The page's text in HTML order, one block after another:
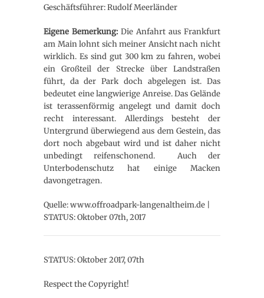
Geschäftsführer: Rudolf Meerländer
Eigene Bemerkung: Die Anfahrt aus Frankfurt
am Main lohnt sich meiner Ansicht nach nicht
wirklich. Es sind gut 300 km zu fahren, wobei
ein Großteil der Strecke über Landstraßen
führt, da der Park doch abgelegen ist. Das
bedeutet eine langwierige Anreise. Das Gelände
ist terassenförmig angelegt und damit doch
recht interessant. Allerdings besteht der
Untergrund überwiegend aus dem Gestein, das
dort noch abgebaut wird und ist daher nicht
unbedingt reifenschonend. Auch der
Unterbodenschutz hat einige Macken
davongetragen.
Quelle: www.offroadpark-langenaltheim.de |
STATUS: Oktober 07th, 2017
STATUS: Oktober 2017, 07th
Respect the Copyright!